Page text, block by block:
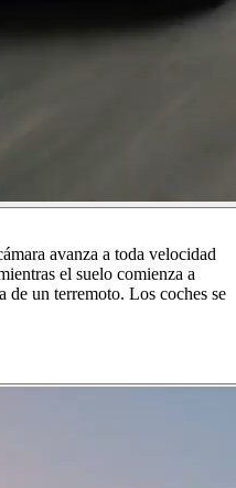
avanza a toda velocidad
el suelo comienza a
de un terremoto. Los coches se